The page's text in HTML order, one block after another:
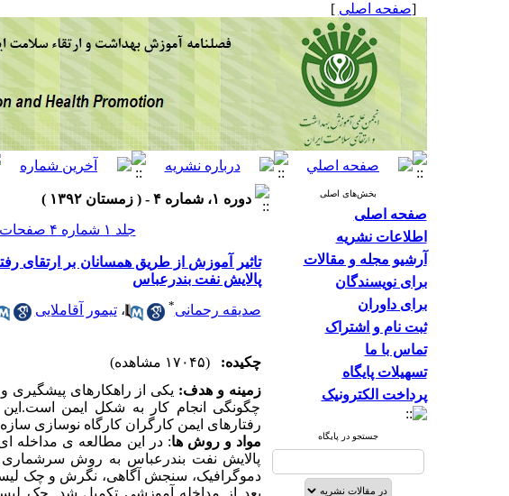
[صفحه اصلی ]
بخش‌های اصلی
صفحه اصلی
اطلاعات نشریه
آرشیو مجله و مقالات
برای نویسندگان
برای داوران
ثبت نام و اشتراک
تماس با ما
تسهیلات پایگاه
پرداخت الکترونیک
جستجو در پایگاه
دوره ۱، شماره ۴ - ( زمستان ۱۳۹۲ )
جلد ۱ شماره ۴ صفحات ۵۶-۴۵
تاثیر آموزش از طریق همسانان بر ارتقای
پالایش نفت بندرعباس
صدیقه رحمانی* ،تیمور آقاملایی
چکیده:
(۱۷۰۴۵ مشاهده)
زمینه و هدف: یکی از راهکارهای پیشگیری
چگونگی انجام کار به شکل ایمن است.این
رفتارهای ایمن کارگران کارگاه نوسازی
مواد و روش ها
پالایش نفت بندرعباس به روش سرشماری
دموگرافیک، سنجش آگاهی، نگرش و چک
بعد از مداخله آموزشی تکمیل شد. چک